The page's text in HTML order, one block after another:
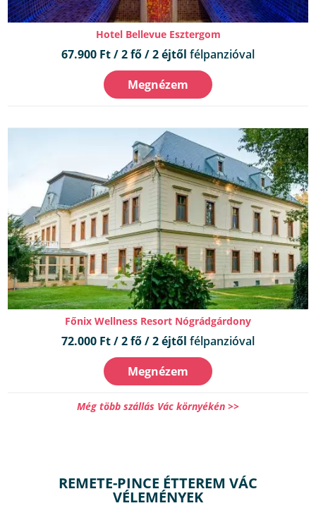
Hotel Bellevue Esztergom
67.900 Ft / 2 fő / 2 éjtől félpanzióval
Megnézem
Főnix Wellness Resort Nógrádgárdony
72.000 Ft / 2 fő / 2 éjtől félpanzióval
Megnézem
Még több szállás Vác környékén >>
REMETE-PINCE ÉTTEREM VÁC
VÉLEMÉNYEK